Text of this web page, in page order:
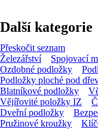
Další kategorie
Přeskočit seznam
Železářství
Spojovací
Ozdobné podložky
Podložky ploché pod
Blatníkové podložky
Vějířovité položky IZ
Dveřní podložky
Pružinové kroužky